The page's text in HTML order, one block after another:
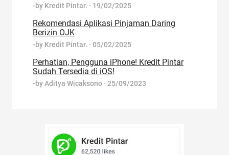
-by Kredit Pintar. · 19/02/2025
Rekomendasi Aplikasi Pinjaman Daring
Berizin OJK
-by Kredit Pintar. · 05/02/2025
Perhatian, Pengguna iPhone! Kredit Pintar
Sudah Tersedia di iOS!
-byAditya Wicaksono · 25/09/2023